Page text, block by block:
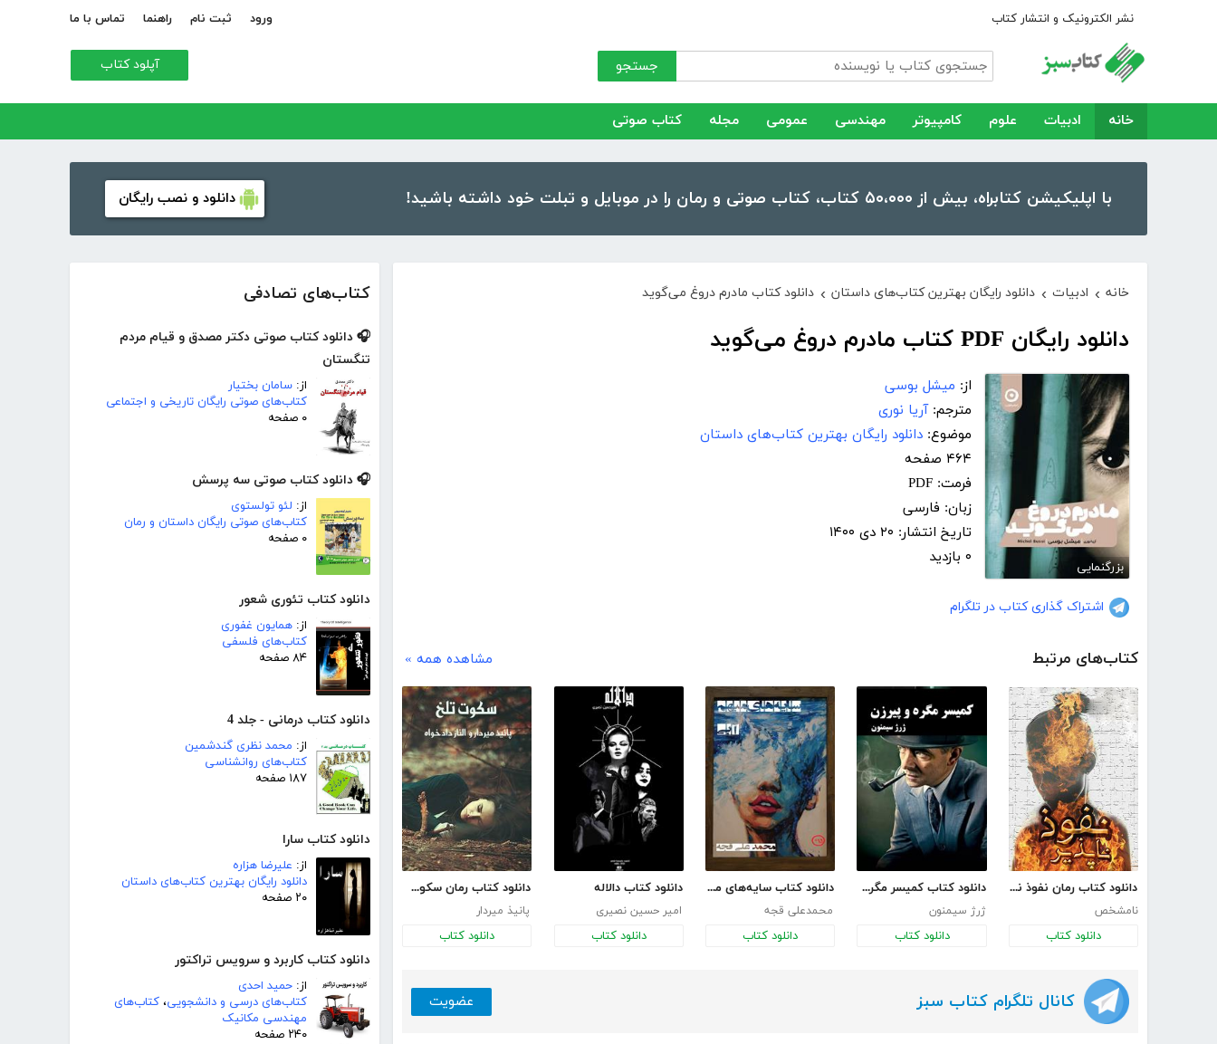
نشر الکترونیک و انتشار کتاب ورود ثبت نام راهنما تماس با ما
جستجو آپلود کتاب
خانه ادبیات علوم کامپیوتر مهندسی عمومی مجله کتاب صوتی
با اپلیکیشن کتابراه، بیش از ۵۰،۰۰۰ کتاب، کتاب صوتی و رمان را در موبایل و تبلت خود داشته باشید! دانلود و نصب رایگان
کتاب‌های تصادفی
🎧 دانلود کتاب صوتی دکتر مصدق و قیام مردم
تنگستان
از: سامان بختیار
کتاب‌های صوتی رایگان تاریخی و اجتماعی
۰ صفحه
🎧 دانلود کتاب صوتی سه پرسش
از: لئو تولستوی
کتاب‌های صوتی رایگان داستان و رمان
۰ صفحه
دانلود کتاب تئوری شعور
از: همایون غفوری
کتاب‌های فلسفی
۸۴ صفحه
دانلود کتاب درمانی - جلد 4
از: محمد نظری گندشمین
کتاب‌های روانشناسی
۱۸۷ صفحه
دانلود کتاب سارا
از: علیرضا هزاره
دانلود رایگان بهترین کتاب‌های داستان
۲۰ صفحه
دانلود کتاب کاربرد و سرویس تراکتور
از: حمید احدی
کتاب‌های درسی و دانشجویی، کتاب‌های
مهندسی مکانیک
۲۴۰ صفحه
خانه › ادبیات › دانلود رایگان بهترین کتاب‌های داستان › دانلود کتاب مادرم دروغ می‌گوید
دانلود رایگان PDF کتاب مادرم دروغ می‌گوید
بزرگنمایی
از: میشل بوسی
مترجم:آریا نوری
موضوع: دانلود رایگان بهترین کتاب‌های داستان
۴۶۴ صفحه
فرمت: PDF
زبان: فارسی
تاریخ انتشار: ۲۰ دی ۱۴۰۰
۰ بازدید
اشتراک گذاری کتاب در تلگرام
کتاب‌های مرتبط مشاهده همه »
دانلود کتاب رمان نفوذ ناپذیر
نامشخص
دانلود کتاب
دانلود کتاب کمیسر مگره و پیرزن
ژرژ سیمنون
دانلود کتاب
دانلود کتاب سایه‌های مبهم آبی
محمدعلی قجه
دانلود کتاب
دانلود کتاب دالاله
امیر حسین نصیری
دانلود کتاب
دانلود کتاب رمان سکوت تلخ
پانیذ میردار
دانلود کتاب
کانال تلگرام کتاب سبز عضویت